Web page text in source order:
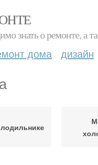
знать о ремонте,
дома дизайн